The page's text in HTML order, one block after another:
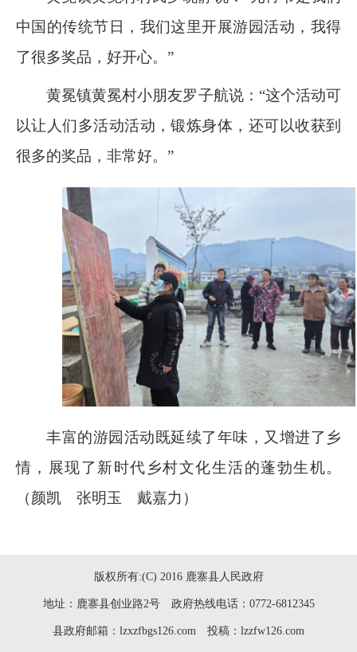
中国的传统节日，我们这里开展游园活动，我得
了很多奖品，好开心。”
黄冕镇黄冕村小朋友罗子航说：“这个活动可
以让人们多活动活动，锻炼身体，还可以收获到
很多的奖品，非常好。”
丰富的游园活动既延续了年味，又增进了乡
情，展现了新时代乡村文化生活的蓬勃生机。
（颜凯 张明玉 戴嘉力）
版权所有:(C) 2016 鹿寨县人民政府
地址：鹿寨县创业路2号 政府热线电话：0772-6812345
县政府邮箱：lzxzfbgs126.com 投稿：lzzfw126.com